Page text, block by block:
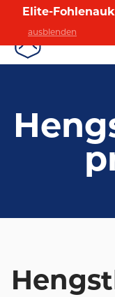
Elite-
ausblenden